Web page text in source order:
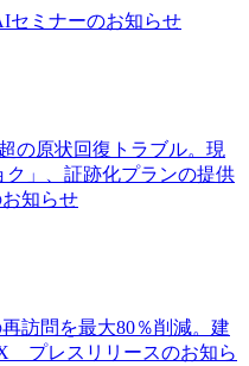
セミナーのお知らせ
の原状回復トラブル。現
」、証跡化プランの提供
知らせ
訪問を最大80％削減。建
プレスリリースのお知ら